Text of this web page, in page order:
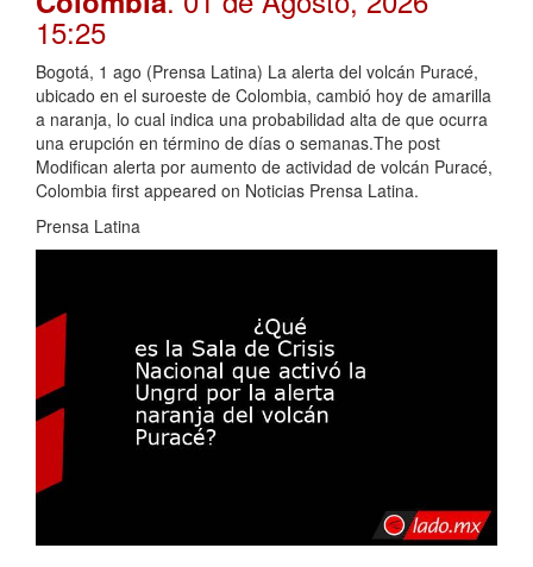
15:25
Bogotá, 1 ago (Prensa Latina) La alerta del volcán Puracé,
ubicado en el suroeste de Colombia, cambió hoy de amarilla
a naranja, lo cual indica una probabilidad alta de que ocurra
una erupción en término de días o semanas.The post
Modifican alerta por aumento de actividad de volcán Puracé,
Colombia first appeared on Noticias Prensa Latina.
Prensa Latina